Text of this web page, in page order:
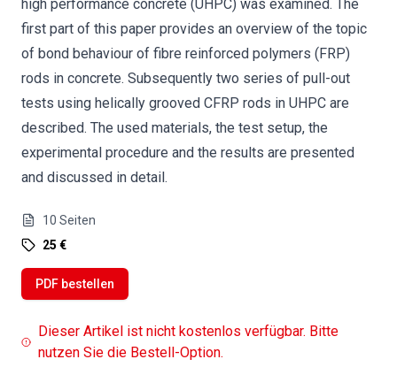
high performance concrete (UHPC) was examined. The
first part of this paper provides an overview of the topic
of bond behaviour of fibre reinforced polymers (FRP)
rods in concrete. Subsequently two series of pull-out
tests using helically grooved CFRP rods in UHPC are
described. The used materials, the test setup, the
experimental procedure and the results are presented
and discussed in detail.
10 Seiten
25 €
PDF bestellen
Dieser Artikel ist nicht kostenlos verfügbar. Bitte
nutzen Sie die Bestell-Option.